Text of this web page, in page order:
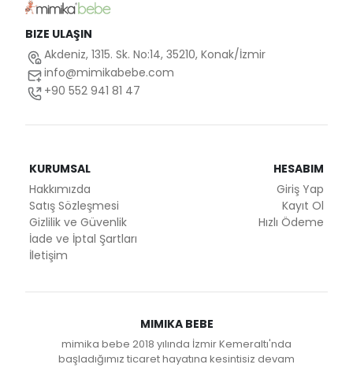
BIZE ULAŞIN
Akdeniz, 1315. Sk. No:14, 35210, Konak/İzmir
info@mimikabebe.com
+90 552 941 81 47
KURUMSAL
Hakkımızda
Satış Sözleşmesi
Gizlilik ve Güvenlik
İade ve İptal Şartları
İletişim
HESABIM
Giriş Yap
Kayıt Ol
Hızlı Ödeme
MIMIKA BEBE
mimika bebe 2018 yılında İzmir Kemeraltı'nda
başladığımız ticaret hayatına kesintisiz devam